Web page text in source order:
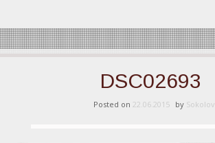
DSC02693
Posted on 22.06.2015 by Sokolov